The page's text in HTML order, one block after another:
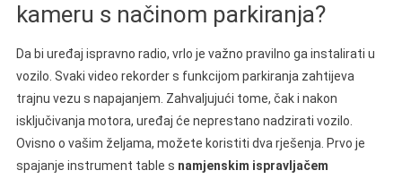
kameru s načinom parkiranja?
Da bi uređaj ispravno radio, vrlo je važno pravilno ga instalirati u
vozilo. Svaki video rekorder s funkcijom parkiranja zahtijeva
trajnu vezu s napajanjem. Zahvaljujući tome, čak i nakon
isključivanja motora, uređaj će neprestano nadzirati vozilo.
Ovisno o vašim željama, možete koristiti dva rješenja. Prvo je
spajanje instrument table s namjenskim ispravljačem